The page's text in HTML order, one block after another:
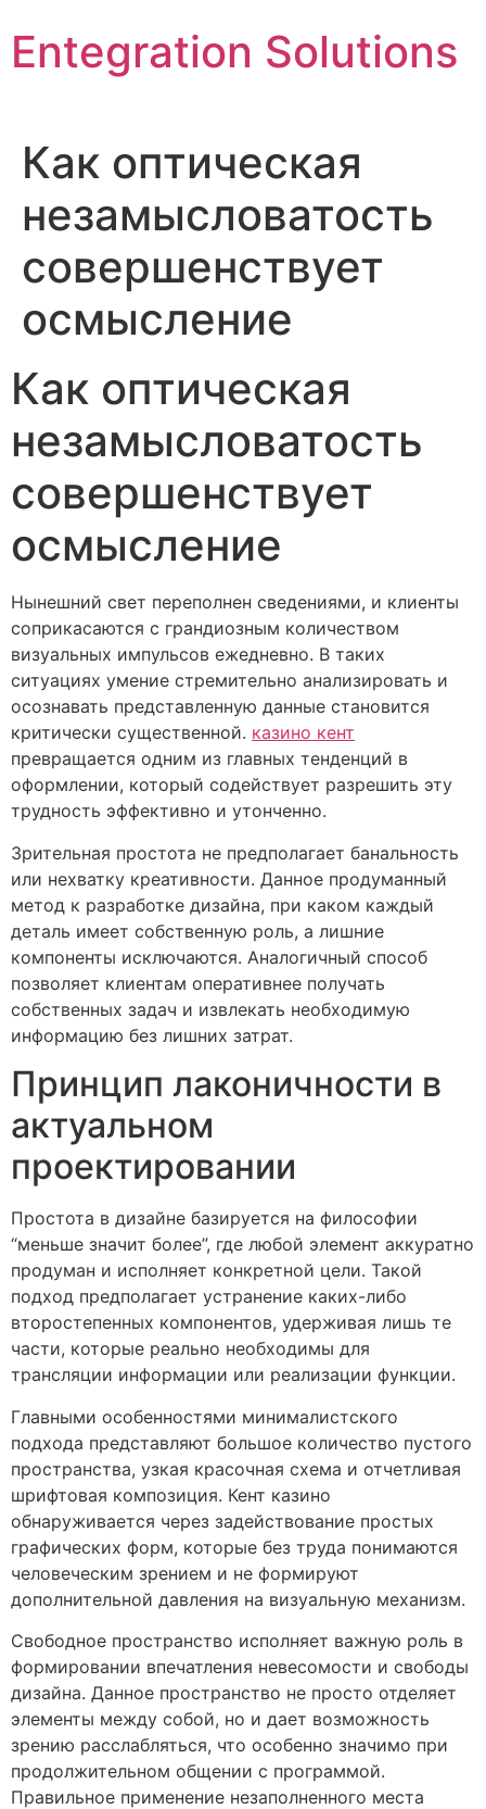
to
content
Entegration Solutions
Как оптическая
незамысловатость
совершенствует
осмысление
Как оптическая
незамысловатость
совершенствует
осмысление
Нынешний свет переполнен сведениями, и клиенты
соприкасаются с грандиозным количеством
визуальных импульсов ежедневно. В таких
ситуациях умение стремительно анализировать и
осознавать представленную данные становится
критически существенной. казино кент
превращается одним из главных тенденций в
оформлении, который содействует разрешить эту
трудность эффективно и утонченно.
Зрительная простота не предполагает банальность
или нехватку креативности. Данное продуманный
метод к разработке дизайна, при каком каждый
деталь имеет собственную роль, а лишние
компоненты исключаются. Аналогичный способ
позволяет клиентам оперативнее получать
собственных задач и извлекать необходимую
информацию без лишних затрат.
Принцип лаконичности в
актуальном
проектировании
Простота в дизайне базируется на философии
“меньше значит более”, где любой элемент аккуратно
продуман и исполняет конкретной цели. Такой
подход предполагает устранение каких-либо
второстепенных компонентов, удерживая лишь те
части, которые реально необходимы для
трансляции информации или реализации функции.
Главными особенностями минималистского
подхода представляют большое количество пустого
пространства, узкая красочная схема и отчетливая
шрифтовая композиция. Кент казино
обнаруживается через задействование простых
графических форм, которые без труда понимаются
человеческим зрением и не формируют
дополнительной давления на визуальную механизм.
Свободное пространство исполняет важную роль в
формировании впечатления невесомости и свободы
дизайна. Данное пространство не просто отделяет
элементы между собой, но и дает возможность
зрению расслабляться, что особенно значимо при
продолжительном общении с программой.
Правильное применение незаполненного места